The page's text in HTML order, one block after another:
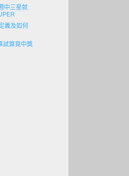
中三星就
義及如何
試算竟中獎